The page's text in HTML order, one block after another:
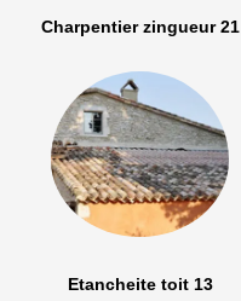
Charpentier zingueur 21
Etancheite toit 13